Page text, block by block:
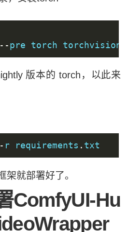
--pre torch torchvision
版本的 torch，以此来
- r requirements . txt
就部署好了。
ComfyUI-Hu